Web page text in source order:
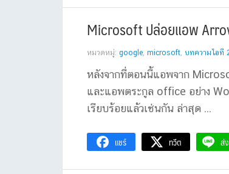
Microsoft ปล่อยแอพ
หมวดหมู่: google, microsoft, บทความไอที
หลังจากที่ตอนนี้แอพจาก
และแอพตระกูล office อย่าง
เรียบร้อยแล้วเช่นกัน ล่าสุด ...
แชร์ ทวีต ส่